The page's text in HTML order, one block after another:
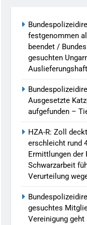
Vereinigung Geht
In
/ Bundespolizei
Fest / Mann Nach
Kontrolle In
festgenommen
beendet /
gesuchten
Ausgesetzte
aufgefunden –
HZA-R: Zoll
erschleicht rund
Ermittlungen der
Schwarzarbeit
Verurteilung
gesuchtes
Vereinigung